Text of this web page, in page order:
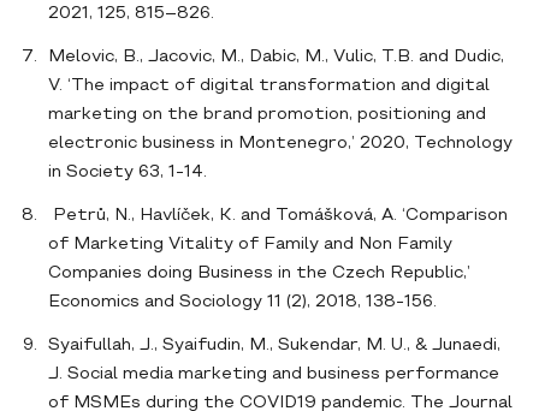
2021, 125, 815–826.
Melovic, B., Jacovic, M., Dabic, M., Vulic, T.B. and Dudic,
V. ‘The impact of digital transformation and digital
marketing on the brand promotion, positioning and
electronic business in Montenegro,’ 2020, Technology
in Society 63, 1-14.
Petrů, N., Havlíček, K. and Tomášková, A. ‘Comparison
of Marketing Vitality of Family and Non Family
Companies doing Business in the Czech Republic,’
Economics and Sociology 11 (2), 2018, 138-156.
Syaifullah, J., Syaifudin, M., Sukendar, M. U., & Junaedi,
J. Social media marketing and business performance
of MSMEs during the COVID19 pandemic. The Journal